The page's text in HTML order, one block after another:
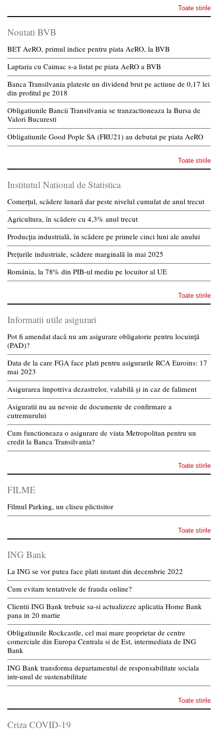
Toate stirile
Noutati BVB
BET AeRO, primul indice pentru piata AeRO, la BVB
Laptaria cu Caimac s-a listat pe piata AeRO a BVB
Banca Transilvania plateste un dividend brut pe actiune de 0,17 lei
din profitul pe 2018
Obligatiunile Bancii Transilvania se tranzactioneaza la Bursa de
Valori Bucuresti
Obligatiunile Good Pople SA (FRU21) au debutat pe piata AeRO
Toate stirile
Institutul National de Statistica
Comerțul, scădere lunară dar peste nivelul cumulat de anul trecut
Agricultura, în scădere cu 4,3% anul trecut
Producția industrială, în scădere pe primele cinci luni ale anului
Prețurile industriale, scădere marginală în mai 2025
România, la 78% din PIB-ul mediu pe locuitor al UE
Toate stirile
Informatii utile asigurari
Pot fi amendat dacă nu am asigurare obligatorie pentru locuință
(PAD)?
Data de la care FGA face plati pentru asigurarile RCA Euroins: 17
mai 2023
Asigurarea împotriva dezastrelor, valabilă și in caz de faliment
Asiguratii nu au nevoie de documente de confirmare a
cutremurului
Cum functioneaza o asigurare de viata Metropolitan pentru un
credit la Banca Transilvania?
Toate stirile
FILME
Filmul Parking, un cliseu plictisitor
Toate stirile
ING Bank
La ING se vor putea face plati instant din decembrie 2022
Cum evitam tentativele de frauda online?
Clientii ING Bank trebuie sa-si actualizeze aplicatia Home Bank
pana in 20 martie
Obligatiunile Rockcastle, cel mai mare proprietar de centre
comerciale din Europa Centrala si de Est, intermediata de ING
Bank
ING Bank transforma departamentul de responsabilitate sociala
intr-unul de sustenabilitate
Toate stirile
Criza COVID-19